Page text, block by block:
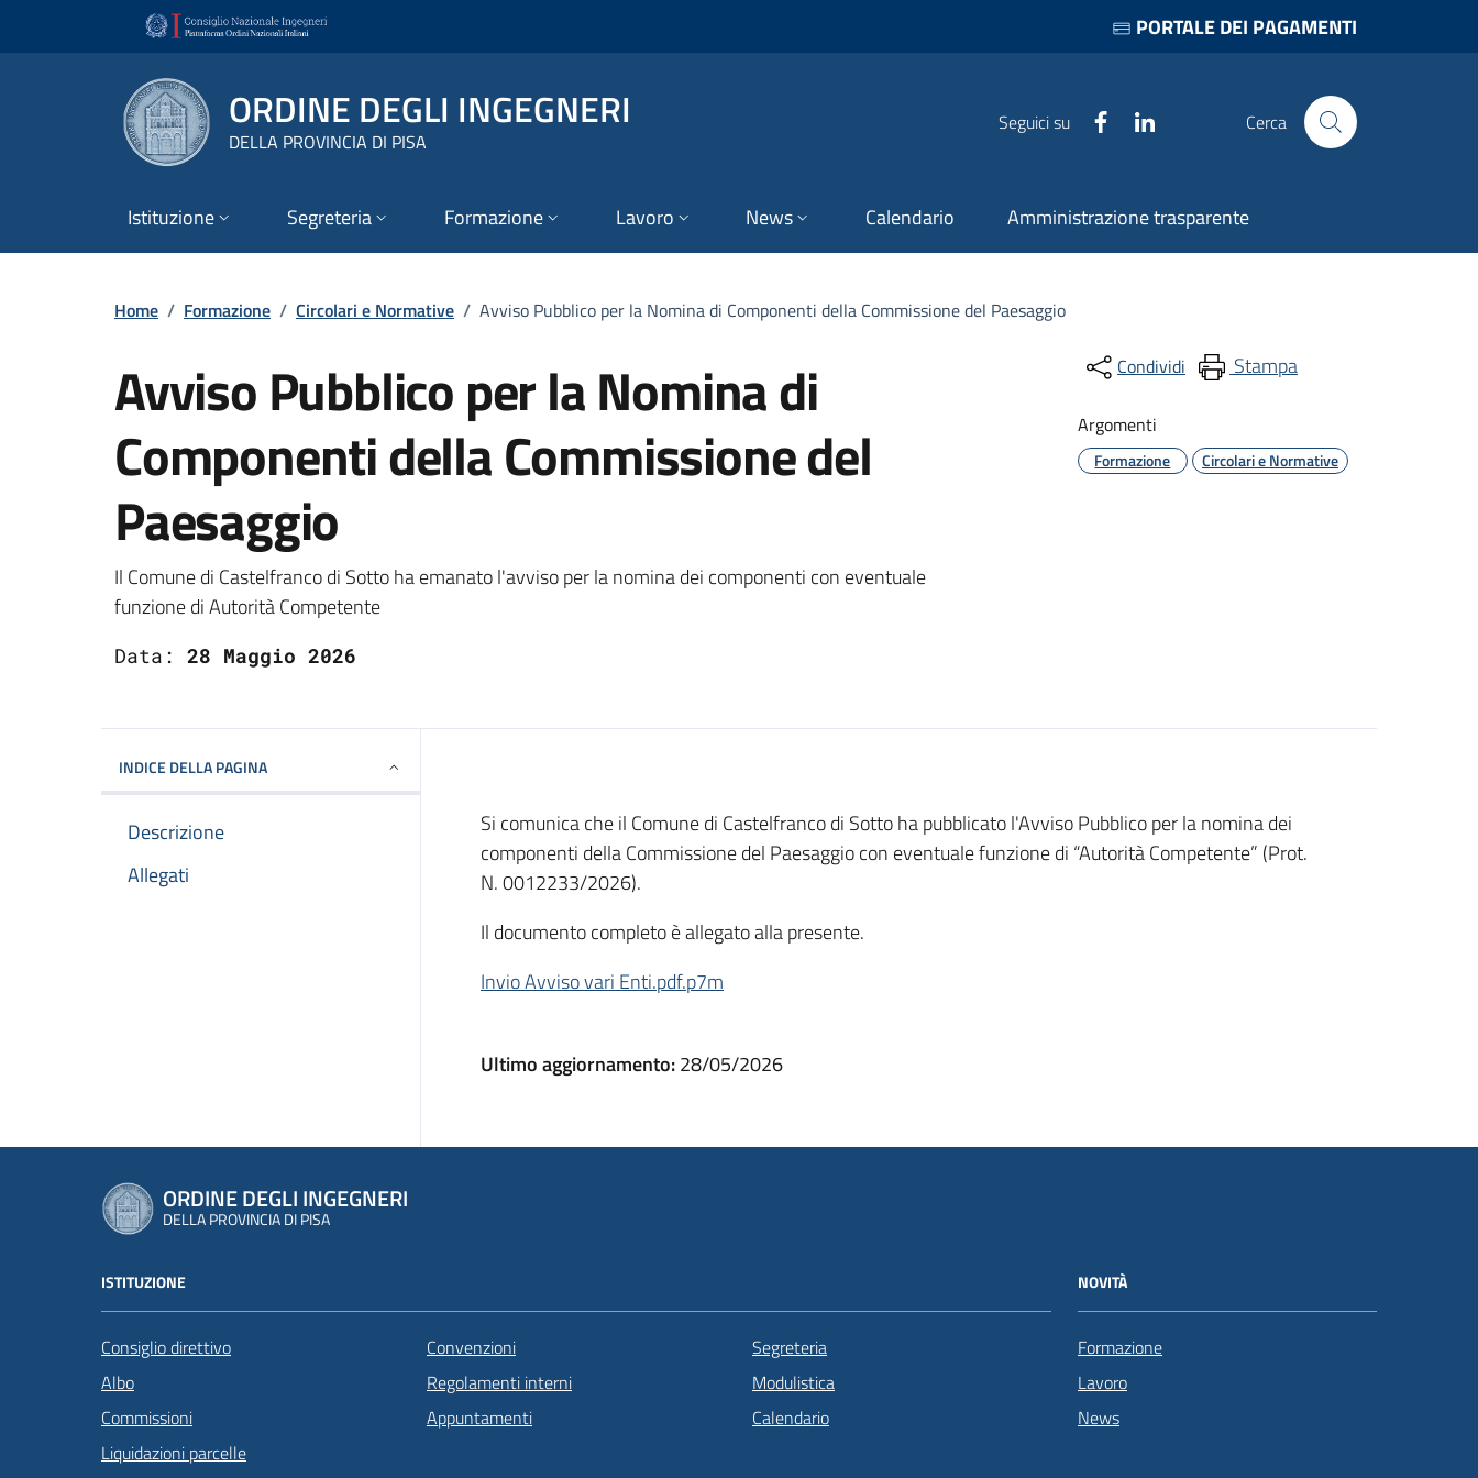
PORTALE DEI PAGAMENTI
ORDINE DEGLI INGEGNERI
DELLA PROVINCIA DI PISA
Seguici su Facebook Cerca
Istituzione Segreteria Formazione Lavoro News Calendario Amministrazione trasparente
Home / Formazione / Circolari e Normative / Avviso Pubblico per la Nomina di Componenti della Commissione del Paesaggio
Avviso Pubblico per la Nomina di
Componenti della Commissione del
Paesaggio
Dettagli
Il Comune di Castelfranco di Sotto ha emanato l'avviso per la nomina dei componenti con eventuale
funzione di Autorità Competente
Data: 28 Maggio 2026
Condividi Stampa
Argomenti
Formazione Circolari e Normative
INDICE DELLA PAGINA
Descrizione
Allegati
Si comunica che il Comune di Castelfranco di Sotto ha pubblicato l'Avviso Pubblico per la nomina dei
componenti della Commissione del Paesaggio con eventuale funzione di “Autorità Competente” (Prot.
N. 0012233/2026).
Il documento completo è allegato alla presente.
Invio Avviso vari Enti.pdf.p7m
Ultimo aggiornamento:28/05/2026
ORDINE DEGLI INGEGNERI
DELLA PROVINCIA DI PISA
ISTITUZIONE
Consiglio direttivo
Albo
Commissioni
Liquidazioni parcelle
Convenzioni
Regolamenti interni
Appuntamenti
Segreteria
Modulistica
Calendario
NOVITÀ
Formazione
Lavoro
News